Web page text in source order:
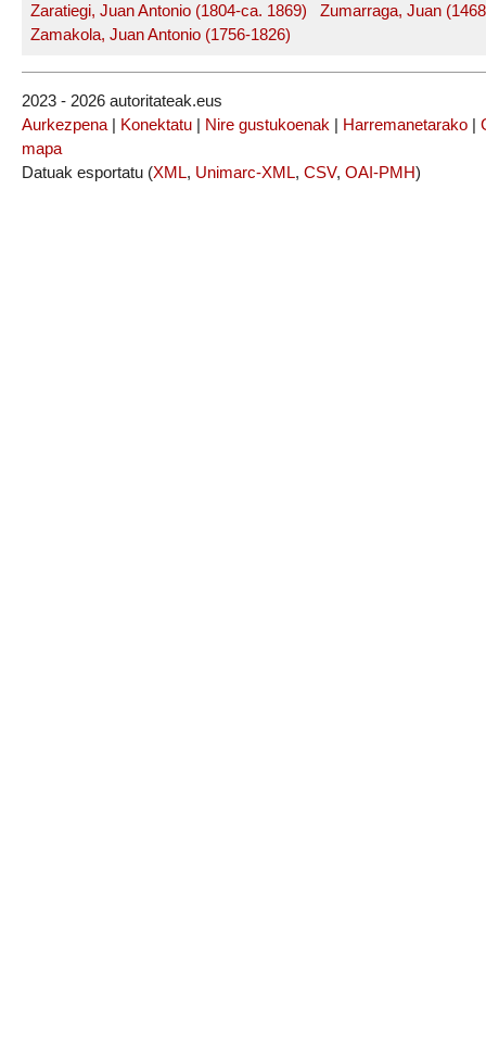
Zaratiegi, Juan Antonio (1804-ca. 1869)
Zamakola, Juan Antonio (1756-1826)
Zumarraga, Juan
2023 - 2026 autoritateak.eus
Aurkezpena| Konektatu | Nire gustukoenak | Harremanetarako |
mapa
Datuak esportatu (XML, Unimarc-XML, CSV, OAI-PMH)